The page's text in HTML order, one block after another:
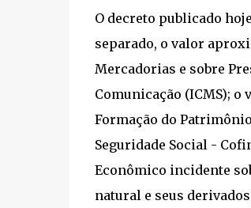
O decreto publicado
separado, o valor
Mercadorias e sobre
Comunicação (ICMS);
Formação do
Seguridade Social -
Econômico incidente
natural e seus